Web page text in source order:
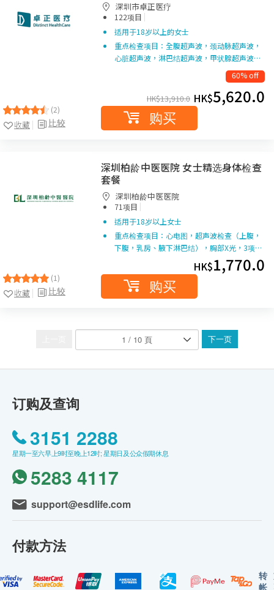
(2)
比较
收藏
深圳市卓正医疗
122项目 |
适用于18岁以上的女士
重点检查项目：全腹超声波，颈动脉超声波，
心脏超声波，淋巴结超声波，甲状腺超声波…
60% off
HK$13,910.0 HK$5,620.0
购买
(1)
比较
收藏
深圳柏龄中医医院 女士精选身体检查
套餐
深圳柏龄中医医院
71项目 |
适用于18岁以上女士
重点检查项目：心电图，超声波检查（上腹，
下腹，乳房、腋下淋巴结），胸部X光，3项…
HK$1,770.0
购买
下一页
订购及查询
3151 2288
星期一至六早上9时至晚上12时; 星期日及公众假期休息
5283 4117
support@esdlife.com
付款方法
转
帐